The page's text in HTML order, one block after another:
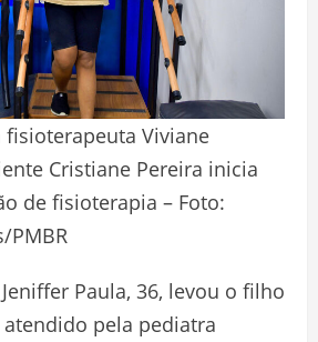
fisioterapeuta Viviane
Cristiane Pereira inicia
de fisioterapia – Foto:
PMBR
Paula, 36, levou o filho
pela pediatra